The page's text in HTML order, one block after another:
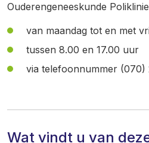
Ouderengeneeskunde
van maandag tot en met
tussen 8.00 en 17.00 uur
via telefoonnummer (070)
Wat vindt u van